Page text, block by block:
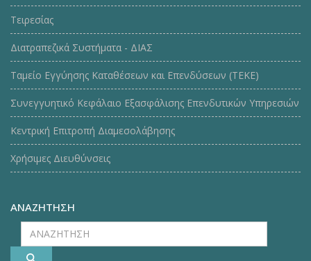
Τειρεσίας
Διατραπεζικά Συστήματα - ΔΙΑΣ
Ταμείο Εγγύησης Καταθέσεων και Επενδύσεων (ΤΕΚE)
Συνεγγυητικό Κεφάλαιο Εξασφάλισης Επενδυτικών Υπηρεσιών
Κεντρική Επιτροπή Διαμεσολάβησης
Χρήσιμες Διευθύνσεις
ΑΝΑΖΗΤΗΣΗ
ΑΝΑΖΗΤΗΣΗ